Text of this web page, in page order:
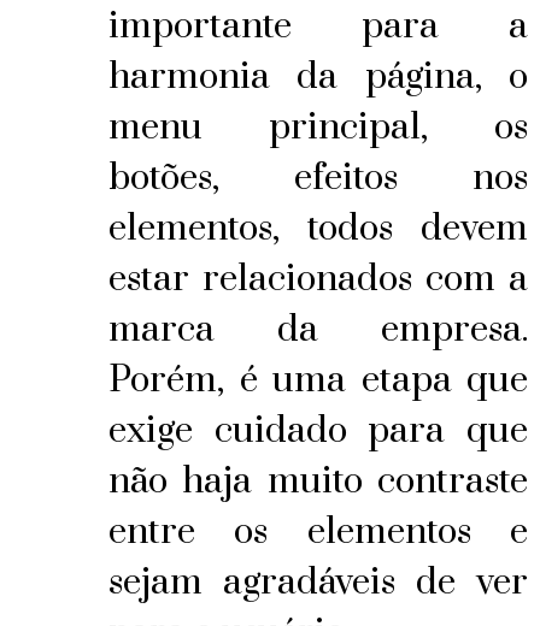
importante para a
harmonia da página, o
menu principal, os
botões, efeitos nos
elementos, todos devem
estar relacionados com a
marca da empresa.
Porém, é uma etapa que
exige cuidado para que
não haja muito contraste
entre os elementos e
sejam agradáveis de ver